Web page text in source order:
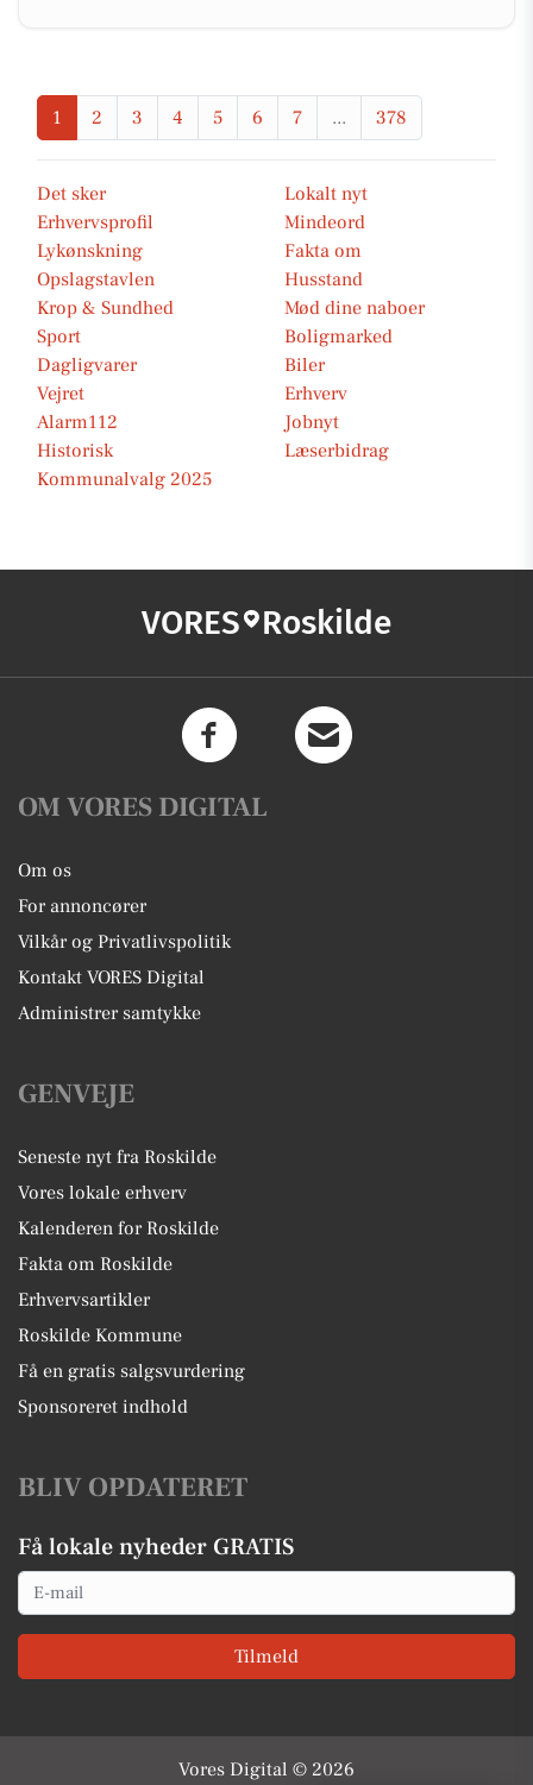
1 2 3 4 5 6 7 ... 378
Det sker
Lokalt nyt
Erhvervsprofil
Mindeord
Lykønskning
Fakta om
Opslagstavlen
Husstand
Krop & Sundhed
Mød dine naboer
Sport
Boligmarked
Dagligvarer
Biler
Vejret
Erhverv
Alarm112
Jobnyt
Historisk
Læserbidrag
Kommunalvalg 2025
VORES Roskilde
OM VORES DIGITAL
Om os
For annoncører
Vilkår og Privatlivspolitik
Kontakt VORES Digital
Administrer samtykke
GENVEJE
Seneste nyt fra Roskilde
Vores lokale erhverv
Kalenderen for Roskilde
Fakta om Roskilde
Erhvervsartikler
Roskilde Kommune
Få en gratis salgsvurdering
Sponsoreret indhold
BLIV OPDATERET
Få lokale nyheder GRATIS
Email
Tilmeld
Vores Digital © 2026